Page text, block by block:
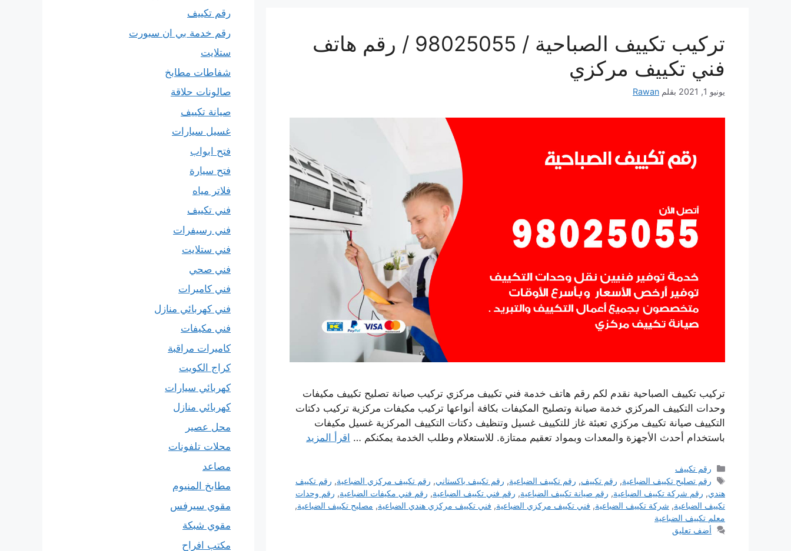
تركيب تكييف الصباحية / 98025055 / رقم هاتف
فني تكييف مركزي
يونيو 1, 2021 بقلم Rawan
تركيب تكييف الصباحية نقدم لكم رقم هاتف خدمة فني تكييف مركزي تركيب صيانة تصليح تكييف مكيفات
وحدات التكييف المركزي خدمة صيانة وتصليح المكيفات بكافة أنواعها تركيب مكيفات مركزية تركيب دكتات
التكييف صيانة تكييف مركزي تعبئة غاز للتكييف غسيل وتنظيف دكتات التكييف المركزية غسيل مكيفات
باستخدام أحدث الأجهزة والمعدات وبمواد تعقيم ممتازة. للاستعلام وطلب الخدمة يمكنكم … اقرأ المزيد
التصنيفات
رقم تكييف
الوسوم
رقم تصليح تكييف الضباعية, رقم تكييف, رقم تكييف الضباعية, رقم تكييف باكستاني, رقم تكييف مركزي الضباعية, رقم تكييف
هندي, رقم شركة تكييف الضباعية, رقم صيانة تكييف الضباعية, رقم فني تكييف الضباعية, رقم فني مكيفات الضباعية, رقم وحدات
تكييف الضباعية, شركة تكييف الضباعية, فني تكييف مركزي الضباعية, فني تكييف مركزي هندي الضباعية, مصليح تكييف الضباعية,
معلم تكييف الضباعية
أضف تعليق
رقم تكييف
رقم خدمة بي ان سبورت
ستلايت
شفاطات مطابخ
صالونات حلاقة
صيانة تكييف
غسيل سيارات
فتح ابواب
فتح سيارة
فلاتر مياه
فني تكييف
فني رسيفرات
فني ستلايت
فني صحي
فني كاميرات
فني كهربائي منازل
فني مكيفات
كاميرات مراقبة
كراج الكويت
كهربائي سيارات
كهربائي منازل
محل عصير
محلات تلفونات
مصاعد
مطابخ المنيوم
مقوي سيرفس
مقوي شبكة
مكتب افراح